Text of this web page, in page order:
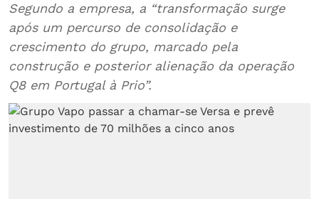
Segundo a empresa, a “transformação surge
após um percurso de consolidação e
crescimento do grupo, marcado pela
construção e posterior alienação da operação
Q8 em Portugal à Prio”.